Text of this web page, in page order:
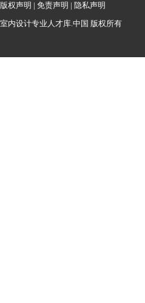
版权声明 | 免责声明 | 隐私声明
室内设计专业人才库.中国 版权所有